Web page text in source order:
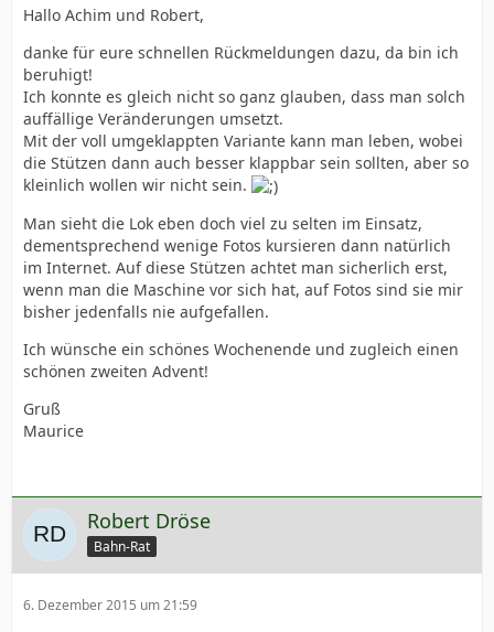
Hallo Achim und Robert,
danke für eure schnellen Rückmeldungen dazu, da bin ich
beruhigt!
Ich konnte es gleich nicht so ganz glauben, dass man solch
auffällige Veränderungen umsetzt.
Mit der voll umgeklappten Variante kann man leben, wobei
die Stützen dann auch besser klappbar sein sollten, aber so
kleinlich wollen wir nicht sein.
Man sieht die Lok eben doch viel zu selten im Einsatz,
dementsprechend wenige Fotos kursieren dann natürlich
im Internet. Auf diese Stützen achtet man sicherlich erst,
wenn man die Maschine vor sich hat, auf Fotos sind sie mir
bisher jedenfalls nie aufgefallen.
Ich wünsche ein schönes Wochenende und zugleich einen
schönen zweiten Advent!
Gruß
Maurice
Robert Dröse
Bahn-Rat
6. Dezember 2015 um 21:59